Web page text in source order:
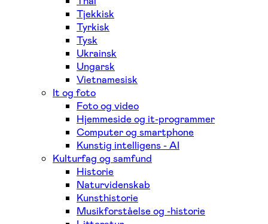
Tjekkisk
Tyrkisk
Tysk
Ukrainsk
Ungarsk
Vietnamesisk
It og foto
Foto og video
Hjemmeside og it-programmer
Computer og smartphone
Kunstig intelligens - AI
Kulturfag og samfund
Historie
Naturvidenskab
Kunsthistorie
Musikforståelse og -historie